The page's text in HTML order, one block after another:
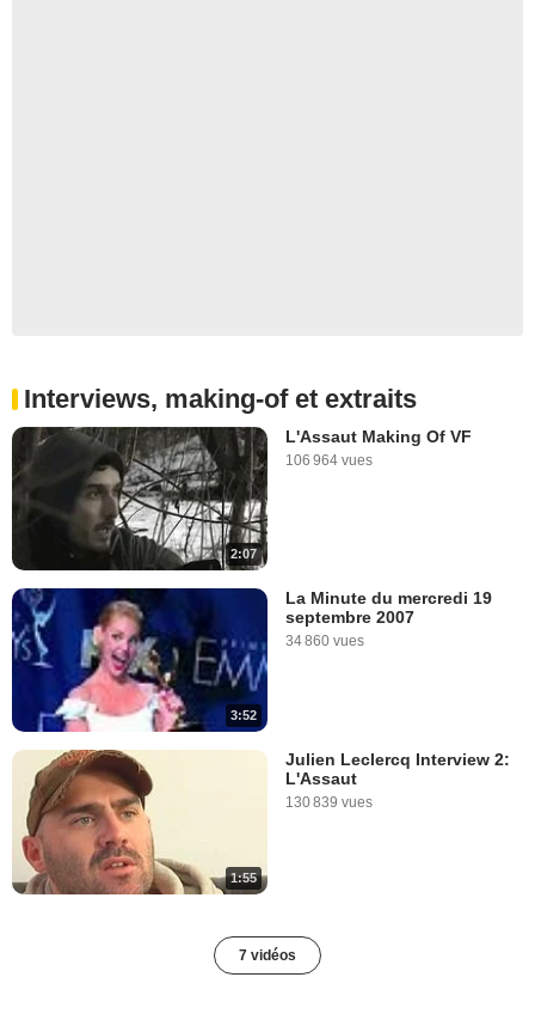
Interviews, making-of et extraits
2:07
L'Assaut Making Of VF
106 964 vues
3:52
La Minute du mercredi 19
septembre 2007
34 860 vues
1:55
Julien Leclercq Interview 2:
L'Assaut
130 839 vues
7 vidéos